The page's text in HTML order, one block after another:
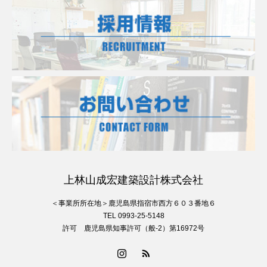
上林山成宏建築設計株式会社
＜事業所所在地＞鹿児島県指宿市西方６０３番地６
TEL 0993-25-5148
許可 鹿児島県知事許可（般-2）第16972号